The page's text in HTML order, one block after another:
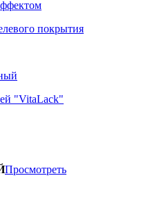
покрытия
"VitaLack"
Просмотреть